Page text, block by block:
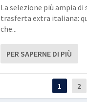
La selezione più ampia di
trasferta extra italiana:
che...
PER SAPERNE DI PIÙ
1 2